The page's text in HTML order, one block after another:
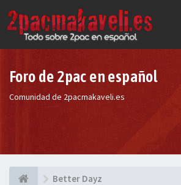
Foro de 2pac en español
Comunidad de 2pacmakaveli.es
Better Dayz